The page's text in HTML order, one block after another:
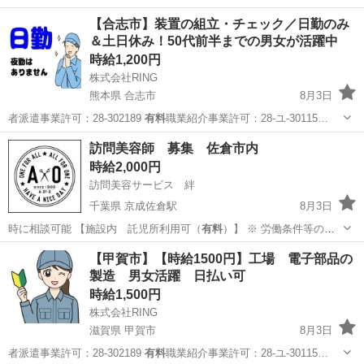
【合志市】装置の組立・チェック／日勤のみ
＆土日休み！50代前半までの男女が活躍中
時給1,200円
株式会社RING
熊本県 合志市
8月3日
者派遣事業許可：28-302189 有料職業紹介事業許可：28-ユ‐30115…
熊本 合志市 工場 時給
訪問美容師 募集 佐倉市内
時給2,000円
訪問美容サービス 絆
千葉県 京成佐倉駅
8月3日
時に相談可能 【施設内 託児所利用可（有料）】 ※ 労働条件等の内
容が最新では…
佐倉市 京成佐倉駅 美容師 訪問美容師
【甲賀市】【時給1500円】工場 電子部品の
製造 男女活躍 日払い可
時給1,500円
株式会社RING
滋賀県 甲賀市
8月3日
者派遣事業許可：28-302189 有料職業紹介事業許可：28-ユ‐30115…